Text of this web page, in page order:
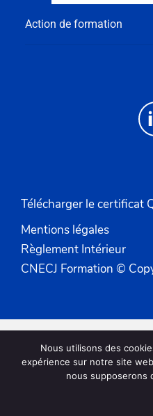
Action de formation
Télécharger le certificat
Mentions légales
Règlement Intérieur
CNECJ Formation ©
Nous utilisons des
expérience sur notre site
nous supposerons